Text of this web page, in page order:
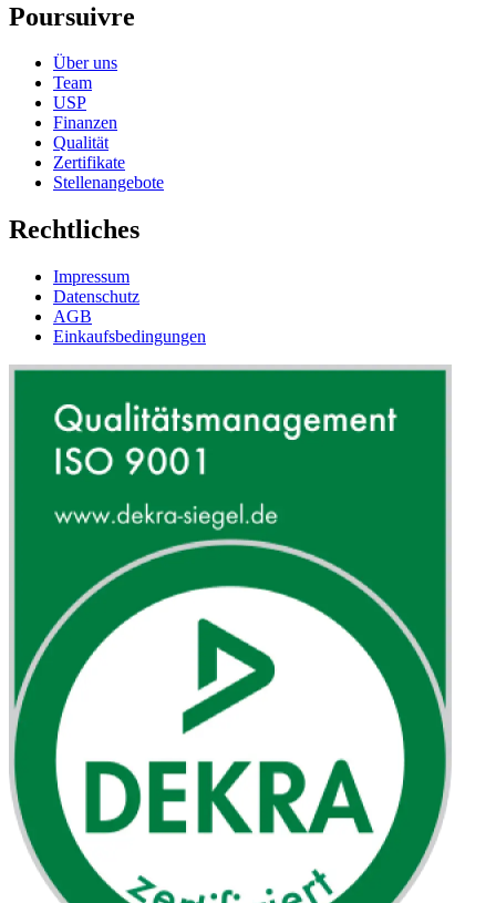
Poursuivre
Über uns
Team
USP
Finanzen
Qualität
Zertifikate
Stellenangebote
Rechtliches
Impressum
Datenschutz
AGB
Einkaufsbedingungen